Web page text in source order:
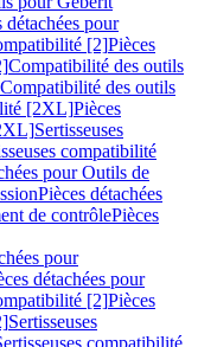
détachées pour
[2]Pièces
Compatibilité des outils
des outils
[2XL]Pièces
Sertisseuses
compatibilité
pour Outils de
Pièces détachées
de contrôlePièces
pour
détachées pour
[2]Pièces
Sertisseuses
compatibilité